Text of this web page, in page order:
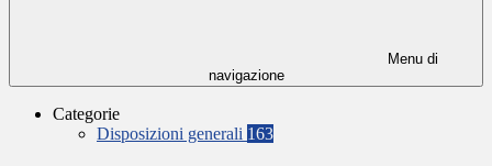
Menu di
navigazione
Categorie
Disposizioni generali 163